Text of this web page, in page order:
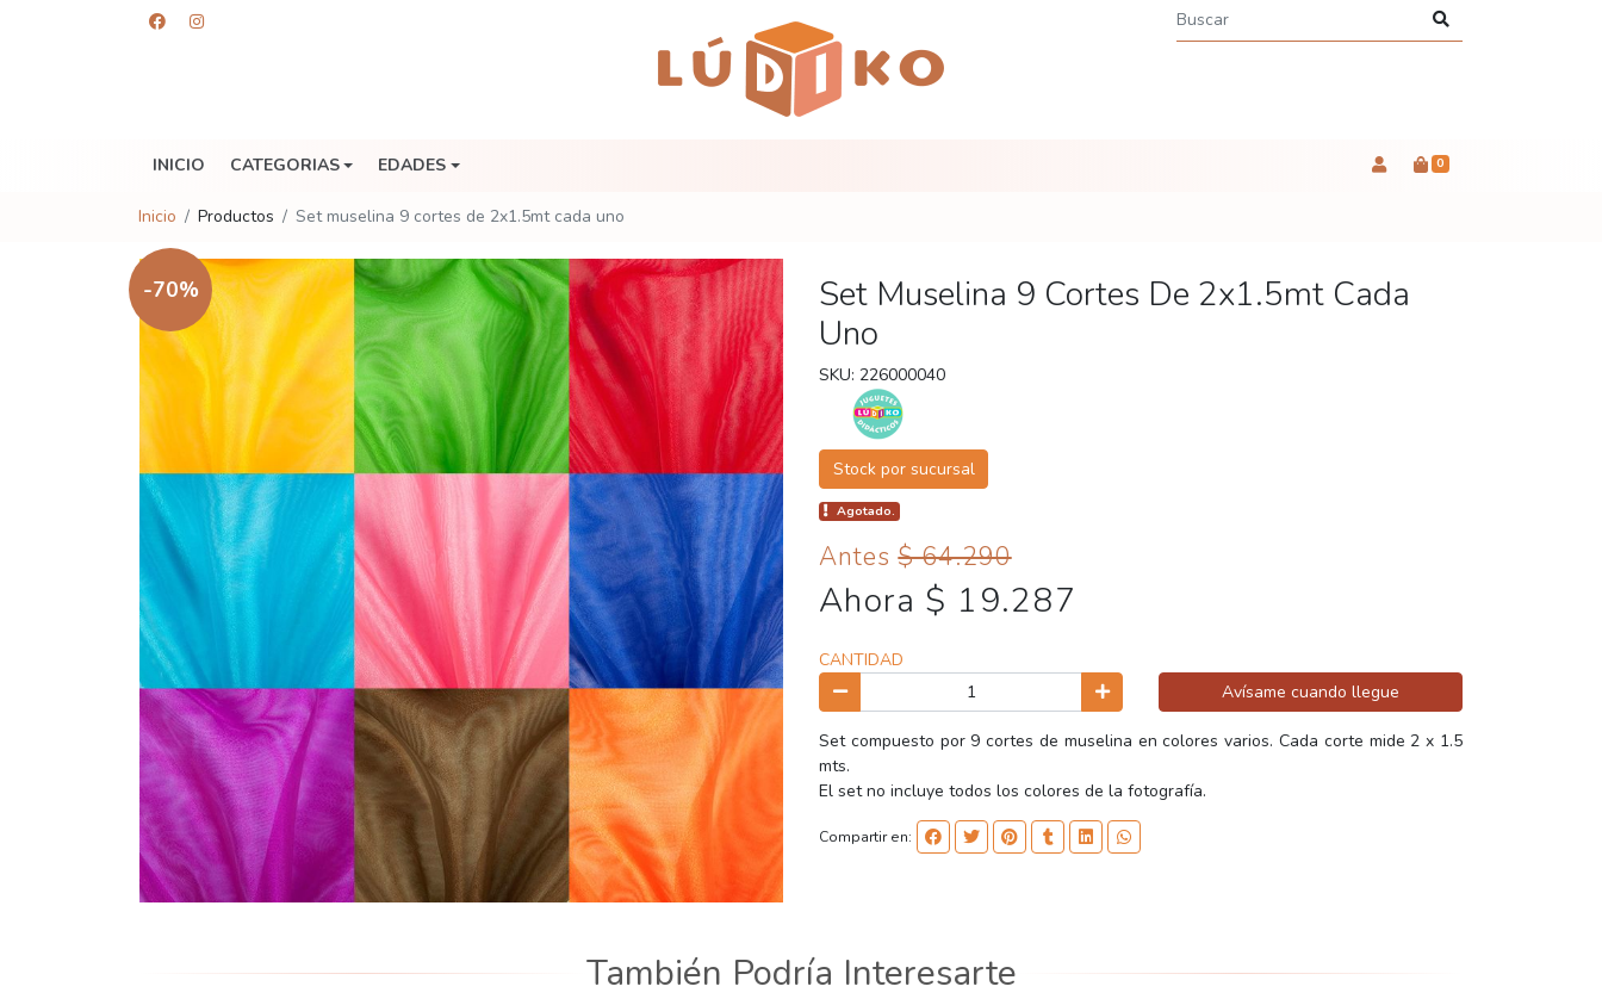
INICIO CATEGORIAS EDADES 0
Inicio Productos Set muselina 9 cortes de 2x1.5mt cada uno
-70%
Set Muselina 9 Cortes De 2x1.5mt Cada
Uno
SKU: 226000040
Stock por sucursal
Agotado.
Antes$ 64.290
Ahora $ 19.287
CANTIDAD
Avísame cuando llegue
Set compuesto por 9 cortes de muselina en colores varios. Cada corte mide 2 x 1.5
mts.
El set no incluye todos los colores de la fotografía.
Compartir en:
También Podría Interesarte